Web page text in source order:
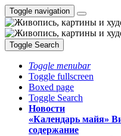
Toggle navigation
Toggle Search
Toggle menubar
Toggle fullscreen
Boxed page
Toggle Search
Новости
«Календарь майя»
содержание